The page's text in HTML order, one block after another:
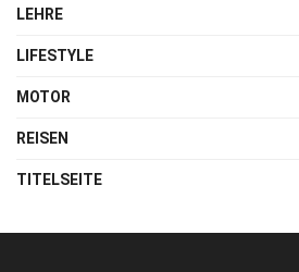
LEHRE
LIFESTYLE
MOTOR
REISEN
TITELSEITE